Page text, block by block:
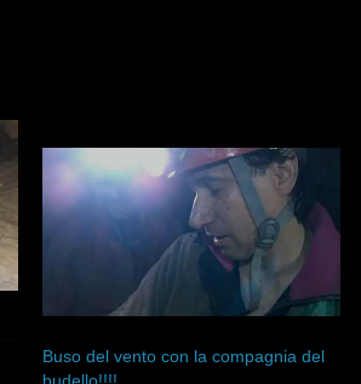
Buso del vento con la compagnia del